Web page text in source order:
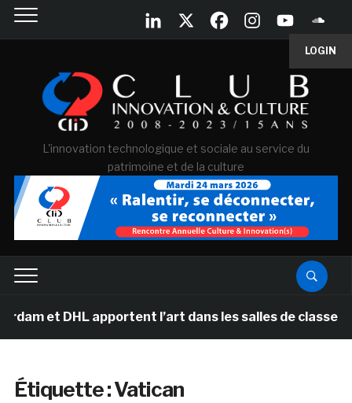
LOGIN
L'innovation technologique et sociale au service du
patrimoine et de la culture
apportent l’art dans les salles de classe des écoles
Étiquette :Vatican